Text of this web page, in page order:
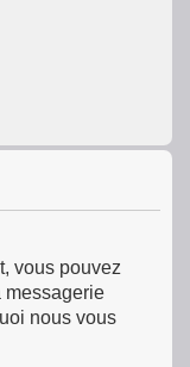
vous pouvez
messagerie
nous vous